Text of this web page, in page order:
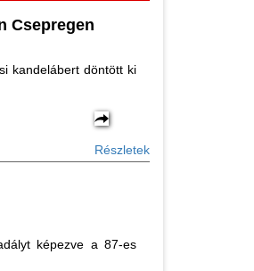
Csepregen
kandelábert döntött ki
Részletek
képezve a 87-es